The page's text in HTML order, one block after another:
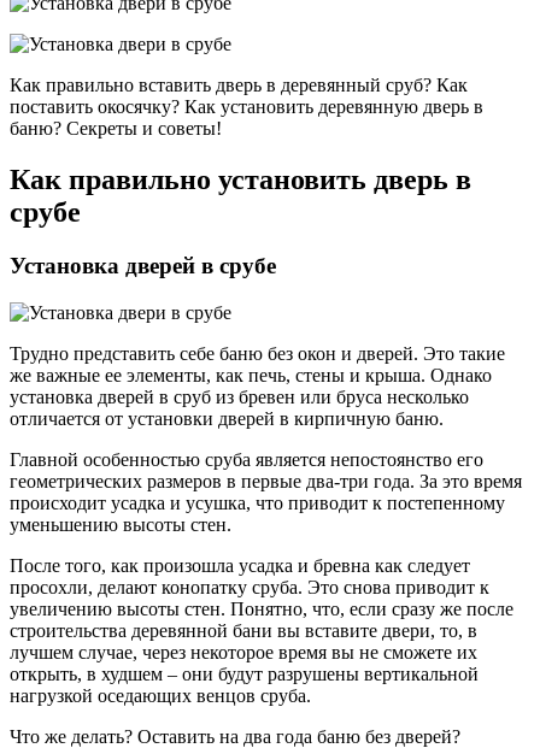
Как правильно вставить дверь в деревянный сруб? Как
поставить окосячку? Как установить деревянную дверь в
баню? Секреты и советы!
Как правильно установить дверь в
срубе
Установка дверей в срубе
Трудно представить себе баню без окон и дверей. Это такие
же важные ее элементы, как печь, стены и крыша. Однако
установка дверей в сруб из бревен или бруса несколько
отличается от установки дверей в кирпичную баню.
Главной особенностью сруба является непостоянство его
геометрических размеров в первые два-три года. За это время
происходит усадка и усушка, что приводит к постепенному
уменьшению высоты стен.
После того, как произошла усадка и бревна как следует
просохли, делают конопатку сруба. Это снова приводит к
увеличению высоты стен. Понятно, что, если сразу же после
строительства деревянной бани вы вставите двери, то, в
лучшем случае, через некоторое время вы не сможете их
открыть, в худшем – они будут разрушены вертикальной
нагрузкой оседающих венцов сруба.
Что же делать? Оставить на два года баню без дверей?